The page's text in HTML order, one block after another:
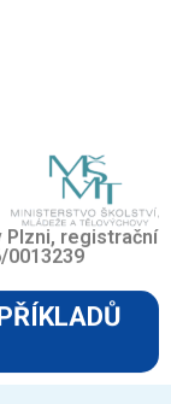
Plzni, registrační
0013239